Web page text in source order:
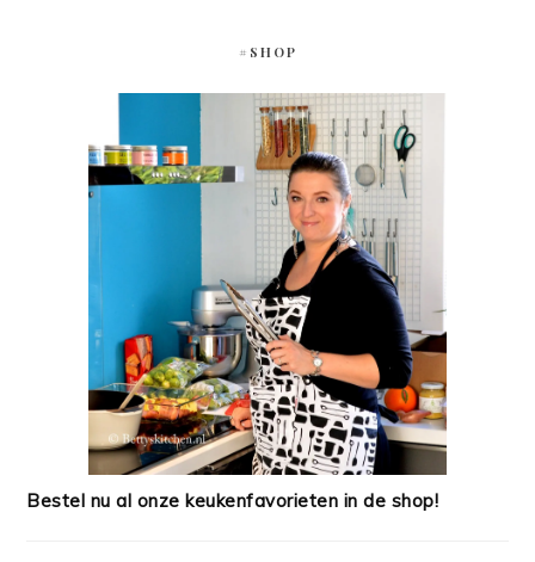
#SHOP
Bestel nu al onze keukenfavorieten in de shop!